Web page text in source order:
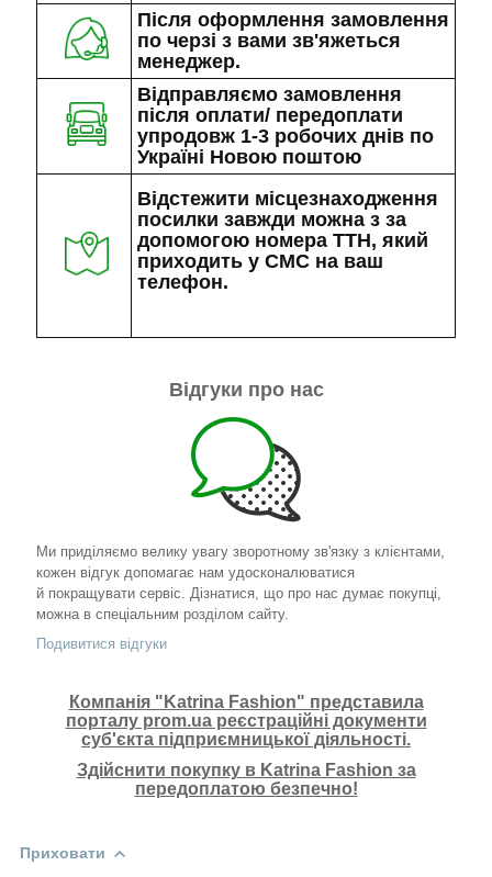
Після оформлення замовлення
по черзі з вами зв'яжеться
менеджер.
Відправляємо замовлення
після оплати/ передоплати
упродовж 1-3 робочих днів по
Україні Новою поштою
Відстежити місцезнаходження
посилки завжди можна з за
допомогою номера ТТН, який
приходить у СМС на ваш
телефон.
Відгуки про нас
Ми приділяємо велику увагу зворотному зв'язку з клієнтами,
кожен відгук допомагає нам удосконалюватися
й покращувати сервіс. Дізнатися, що про нас думає покупці,
можна в спеціальним розділом сайту.
Подивитися відгуки
Компанія "Katrina Fashion" представила
порталу prom.ua реєстраційні документи
суб'єкта підприємницької діяльності.
Здійснити покупку в Katrina Fashion за
передоплатою безпечно!
Приховати